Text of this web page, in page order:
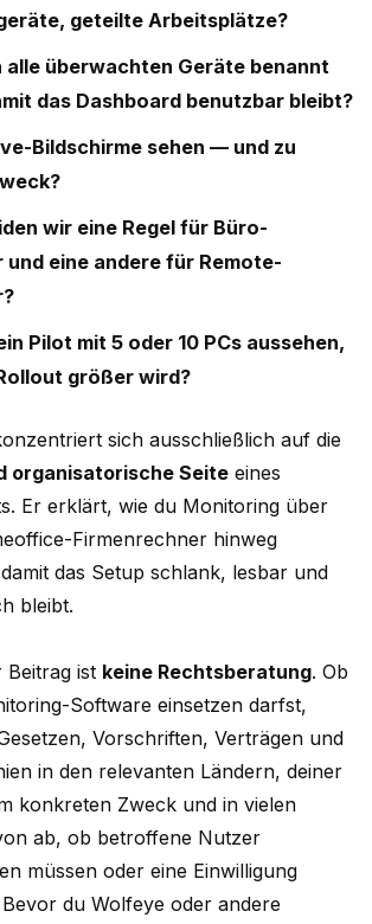
geteilte Arbeitsplätze?
alle überwachten Geräte benannt
das Dashboard benutzbar bleibt?
Bildschirme sehen — und zu
wir eine Regel für Büro-
eine andere für Remote-
Pilot mit 5 oder 10 PCs aussehen,
größer wird?
sich ausschließlich auf die
organisatorische Seite eines
Er erklärt, wie du Monitoring über
Firmenrechner hinweg
das Setup schlank, lesbar und
bleibt.
Beitrag ist keine Rechtsberatung. Ob
Software einsetzen darfst,
Vorschriften, Verträgen und
in den relevanten Ländern, deiner
konkreten Zweck und in vielen
ab, ob betroffene Nutzer
müssen oder eine Einwilligung
du Wolfeye oder andere